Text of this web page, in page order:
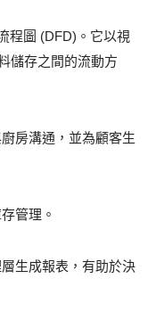
程圖 (DFD)。它以視
儲存之間的流動方
房溝通，並為顧客生
管理。
生成報表，有助於決